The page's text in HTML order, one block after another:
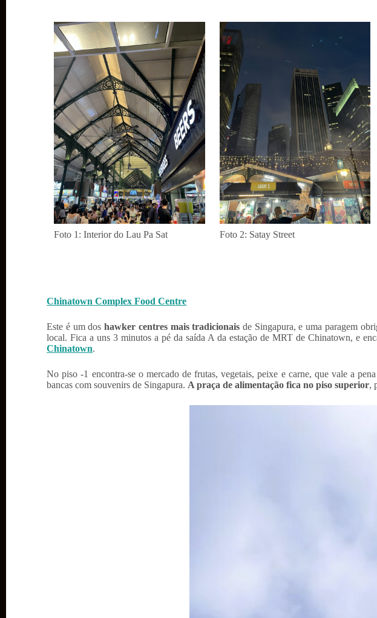
Foto 1: Interior do Lau Pa Sat Foto 2: Satay Street
Chinatown Complex Food Centre
Este é um doshawker centres mais tradicionais de Singapura, e uma paragem
local. Fica a uns 3 minutos a pé da saída A da estação de MRT de Chinatown, e
Chinatown.
No piso -1 encontra-se o mercado de frutas, vegetais, peixe e carne, que vale a
bancas com souvenirs de Singapura. A praça de alimentação fica no piso superior,